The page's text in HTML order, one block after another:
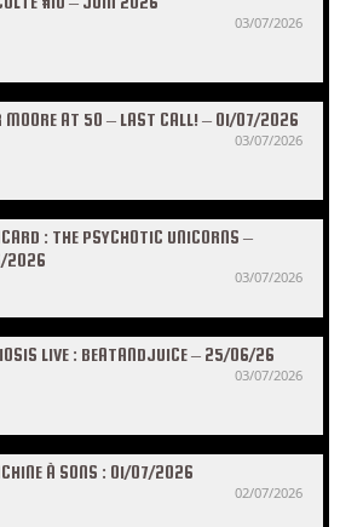
03/07/2026
MOORE AT 50 – LAST CALL! – 01/07/2026
03/07/2026
: THE PSYCHOTIC UNICORNS –
2026
03/07/2026
LIVE : BEATANDJUICE – 25/06/26
03/07/2026
À SONS : 01/07/2026
02/07/2026